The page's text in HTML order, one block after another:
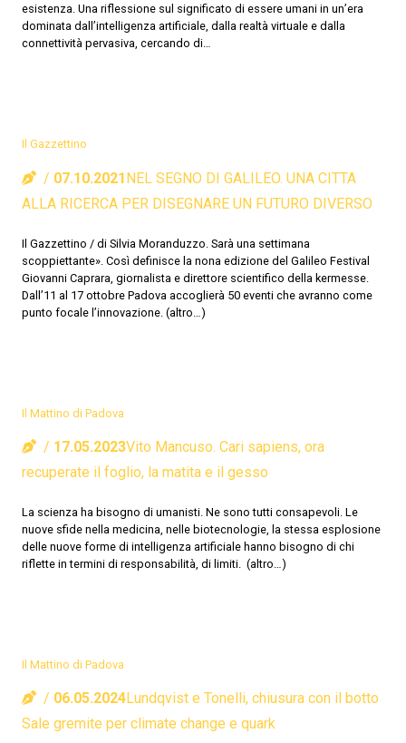
esistenza. Una riflessione sul significato di essere umani in un’era
dominata dall’intelligenza artificiale, dalla realtà virtuale e dalla
connettività pervasiva, cercando di…
Il Gazzettino
07.10.2021NEL SEGNO DI GALILEO. UNA CITTA
ALLA RICERCA PER DISEGNARE UN FUTURO DIVERSO
Il Gazzettino / di Silvia Moranduzzo. Sarà una settimana
scoppiettante». Così definisce la nona edizione del Galileo Festival
Giovanni Caprara, giornalista e direttore scientifico della kermesse.
Dall’11 al 17 ottobre Padova accoglierà 50 eventi che avranno come
punto focale l’innovazione. (altro…)
Il Mattino di Padova
17.05.2023Vito Mancuso. Cari sapiens, ora
recuperate il foglio, la matita e il gesso
La scienza ha bisogno di umanisti. Ne sono tutti consapevoli. Le
nuove sfide nella medicina, nelle biotecnologie, la stessa esplosione
delle nuove forme di intelligenza artificiale hanno bisogno di chi
riflette in termini di responsabilità, di limiti. (altro…)
Il Mattino di Padova
06.05.2024Lundqvist e Tonelli, chiusura con il botto
Sale gremite per climate change e quark